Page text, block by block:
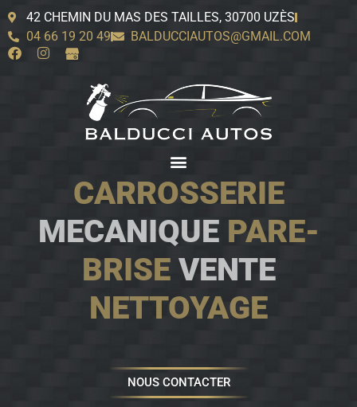
42 CHEMIN DU MAS DES TAILLES, 30700 UZÈS
04 66 19 20 49
BALDUCCIAUTOS@GMAIL.COM
CARROSSERIE
MECANIQUEPARE-
BRISE VENTE
NETTOYAGE
NOUS CONTACTER